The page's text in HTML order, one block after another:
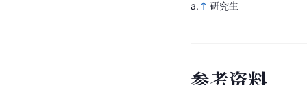
a. 研究生
参考资料